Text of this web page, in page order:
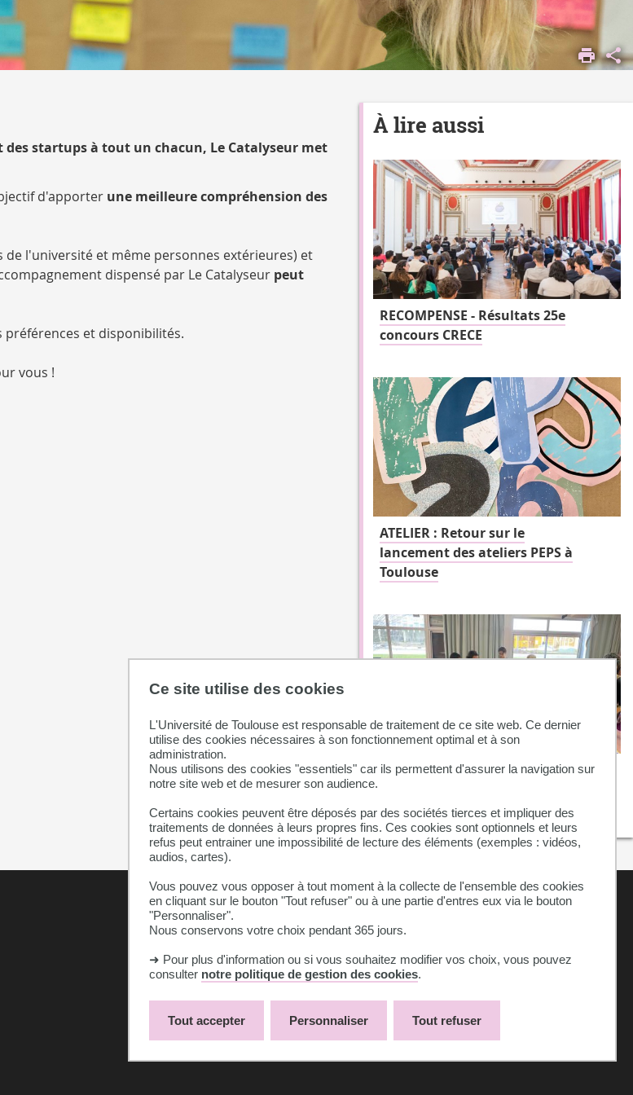
Ce site utilise des cookies
L'Université de Toulouse est responsable de traitement de ce site web. Ce dernier
utilise des cookies nécessaires à son fonctionnement optimal et à son
administration.
Nous utilisons des cookies "essentiels" car ils permettent d'assurer la navigation sur
notre site web et de mesurer son audience.
Certains cookies peuvent être déposés par des sociétés tierces et impliquer des
traitements de données à leurs propres fins. Ces cookies sont optionnels et leurs
refus peut entrainer une impossibilité de lecture des éléments (exemples : vidéos,
audios, cartes).
Vous pouvez vous opposer à tout moment à la collecte de l'ensemble des cookies
en cliquant sur le bouton "Tout refuser" ou à une partie d'entres eux via le bouton
"Personnaliser".
Nous conservons votre choix pendant 365 jours.
➜ Pour plus d'information ou si vous souhaitez modifier vos choix, vous pouvez
consulter notre politique de gestion des cookies.
Tout accepter Tout refuser
Personnaliser
startups à tout un chacun, Le Catalyseur met
d'apporter une meilleure compréhension des
l'université et même personnes extérieures) et
dispensé par Le Catalyseur peut
préférences et disponibilités.
vous !
À lire aussi
RECOMPENSE - Résultats 25e
concours CRECE
ATELIER : Retour sur le
lancement des ateliers PEPS à
Toulouse
ATELIER - Fresque des Nouveaux
Mentions légales